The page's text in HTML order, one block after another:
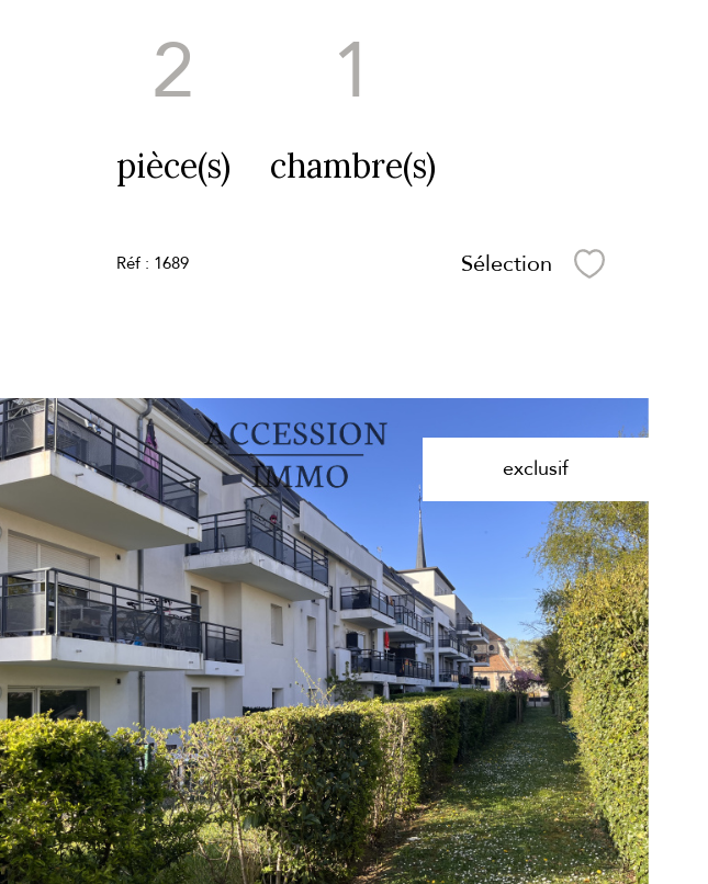
2
pièce(s)
1
chambre(s)
Réf : 1689 Sélection Sélectionner
exclusif
voir le
bien